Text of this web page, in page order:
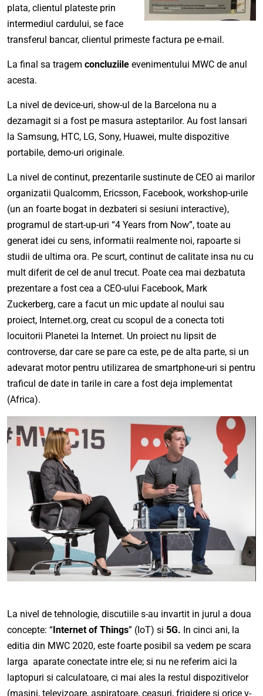
plata, clientul plateste prin
intermediul cardului, se face
transferul bancar, clientul primeste factura pe e-mail.
La final sa tragem concluziile evenimentului MWC de anul
acesta.
La nivel de device-uri, show-ul de la Barcelona nu a
dezamagit si a fost pe masura asteptarilor. Au fost lansari
la Samsung, HTC, LG, Sony, Huawei, multe dispozitive
portabile, demo-uri originale.
La nivel de continut, prezentarile sustinute de CEO ai marilor
organizatii Qualcomm, Ericsson, Facebook, workshop-urile
(un an foarte bogat in dezbateri si sesiuni interactive),
programul de start-up-uri “4 Years from Now”, toate au
generat idei cu sens, informatii realmente noi, rapoarte si
studii de ultima ora. Pe scurt, continut de calitate insa nu cu
mult diferit de cel de anul trecut. Poate cea mai dezbatuta
prezentare a fost cea a CEO-ului Facebook, Mark
Zuckerberg, care a facut un mic update al noului sau
proiect, Internet.org, creat cu scopul de a conecta toti
locuitorii Planetei la Internet. Un proiect nu lipsit de
controverse, dar care se pare ca este, pe de alta parte, si un
adevarat motor pentru utilizarea de smartphone-uri si pentru
traficul de date in tarile in care a fost deja implementat
(Africa).
La nivel de tehnologie, discutiile s-au invartit in jurul a doua
concepte: “Internet of Things” (IoT) si 5G. In cinci ani, la
editia din MWC 2020, este foarte posibil sa vedem pe scara
larga aparate conectate intre ele; si nu ne referim aici la
laptopuri si calculatoare, ci mai ales la restul dispozitivelor
(masini, televizoare, aspiratoare, ceasuri, frigidere si orice v-